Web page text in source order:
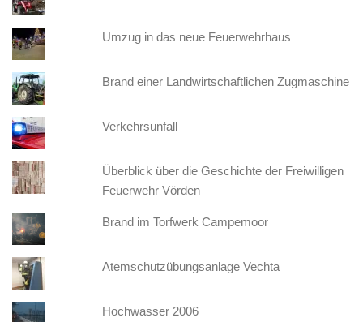
Umzug in das neue Feuerwehrhaus
Brand einer Landwirtschaftlichen Zugmaschine
Verkehrsunfall
Überblick über die Geschichte der Freiwilligen
Feuerwehr Vörden
Brand im Torfwerk Campemoor
Atemschutzübungsanlage Vechta
Hochwasser 2006